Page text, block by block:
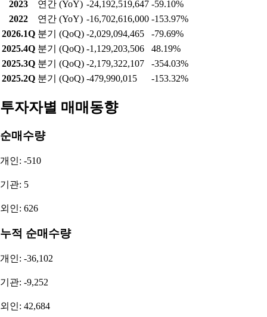
2023
연간 (YoY) -24,192,519,647 -59.10%
2022
연간 (YoY) -16,702,616,000 -153.97%
2026.1Q 분기 (QoQ) -2,029,094,465
-79.69%
2025.4Q 분기 (QoQ) -1,129,203,506
48.19%
2025.3Q 분기 (QoQ) -2,179,322,107
-354.03%
2025.2Q 분기 (QoQ) -479,990,015 -153.32%
투자자별 매매동향
순매수량
개인: -510
기관: 5
외인: 626
누적 순매수량
개인: -36,102
기관: -9,252
외인: 42,684